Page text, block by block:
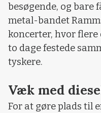
besøgende, og bare
metal-bandet
koncerter, hvor
to dage festede
tyskere.
Væk med
For at gøre plads til